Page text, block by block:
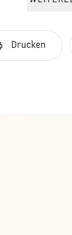
Drucken